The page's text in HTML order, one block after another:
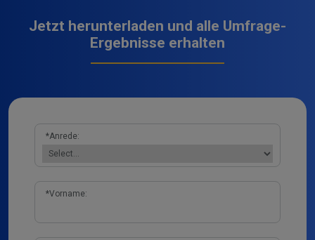
Jetzt herunterladen und alle Umfrage-
Ergebnisse erhalten
*Anrede:
*Vorname: